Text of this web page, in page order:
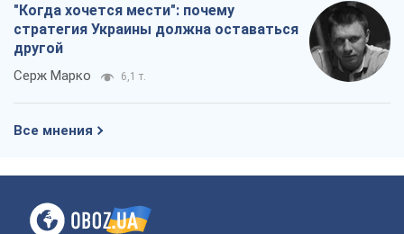
"Когда хочется мести": почему
стратегия Украины должна оставаться
другой
Серж Марко 6,1 т.
Все мнения